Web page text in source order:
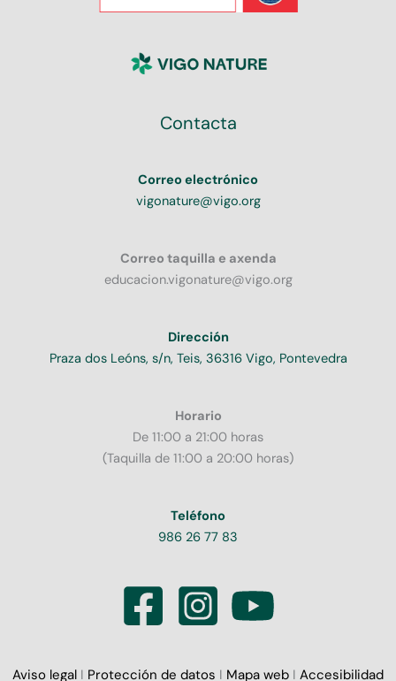
Contacta
Correo electrónico
vigonature@vigo.org
Correo taquilla e axenda
educacion.vigonature@vigo.org
Dirección
Praza dos Leóns, s/n, Teis, 36316 Vigo, Pontevedra
Horario
De 11:00 a 21:00 horas
(Taquilla de 11:00 a 20:00 horas)
Teléfono
986 26 77 83
Aviso legal I Protección de datos I Mapa web I Accesibilidad